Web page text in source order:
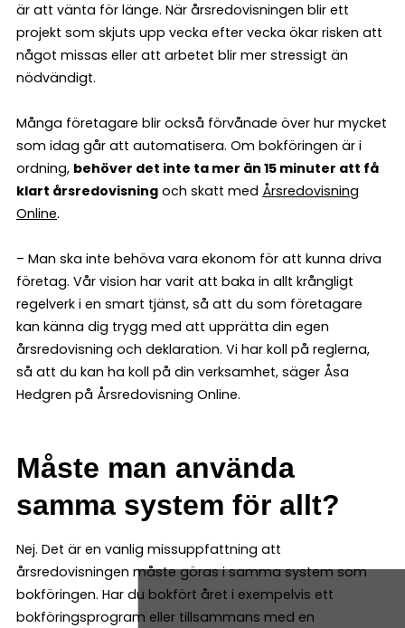
är att vänta för länge. När årsredovisningen blir ett
projekt som skjuts upp vecka efter vecka ökar risken att
något missas eller att arbetet blir mer stressigt än
nödvändigt.
Många företagare blir också förvånade över hur mycket
som idag går att automatisera. Om bokföringen är i
ordning, behöver det inte ta mer än 15 minuter att få
klart årsredovisning och skatt med Årsredovisning
Online.
– Man ska inte behöva vara ekonom för att kunna driva
företag. Vår vision har varit att baka in allt krångligt
regelverk i en smart tjänst, så att du som företagare
kan känna dig trygg med att upprätta din egen
årsredovisning och deklaration. Vi har koll på reglerna,
så att du kan ha koll på din verksamhet, säger Åsa
Hedgren på Årsredovisning Online.
Måste man använda
samma system för allt?
Nej. Det är en vanlig missuppfattning att
årsredovisningen måste göras i samma system som
bokföringen. Har du bokfört året i exempelvis ett
bokföringsprogram eller tillsammans med en